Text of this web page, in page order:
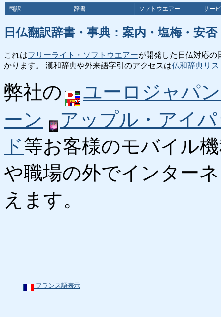
翻訳 辞書 ソフトウエアー サー
日仏翻訳辞書・事典：案内・塩梅・安
これはフリーライト・ソフトウエアーが開発した日仏対応の
かります。 漢和辞典や外来語字引のアクセスは仏和辞典リス
弊社の
ユーロジャパ
ーン
アップル・アイ
ド等お客様のモバイル
や職場の外でインター
えます。
フランス語表示